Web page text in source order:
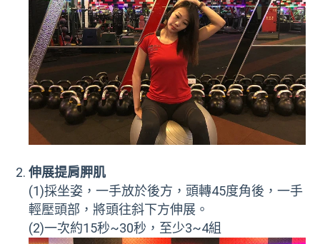
伸展提肩胛肌
(1)採坐姿，一手放於後方，頭轉45度角後，一手
輕壓頭部，將頭往斜下方伸展。
(2)一次約15秒~30秒，至少3~4組